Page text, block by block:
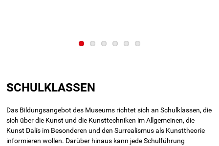
SCHULKLASSEN
Das Bildungsangebot des Museums richtet sich an Schulklassen, die
sich über die Kunst und die Kunst­techniken im Allgemeinen, die
Kunst Dalís im Besonderen und den Surrealismus als Kunsttheorie
informieren wollen. Darüber hinaus kann jede Schulführung